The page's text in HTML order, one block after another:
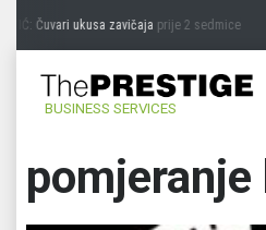
Čuvari ukusa zavičajaprije 2 sedmice
BUSINESS SERVICES